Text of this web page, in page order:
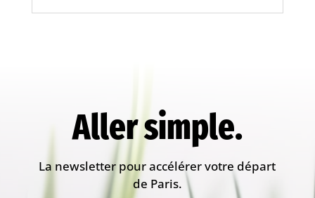
Aller simple.
La newsletter pour accélérer votre départ
de Paris.